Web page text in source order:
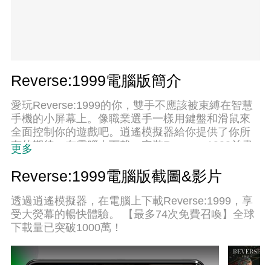
Reverse:1999電腦版簡介
愛玩Reverse:1999的你，雙手不應該被束縛在智慧
手機的小屏幕上。像職業選手一樣用鍵盤和滑鼠來
全面控制你的遊戲吧。逍遙模擬器給你提供了你所
有的期待。在電腦上下載、安裝Reverse:1999並盡
的來電。全新的逍遙模擬器9是你在電腦上遊玩
Reverse:1999的最佳選擇！我们用心準備，完美的
按鍵映射系統讓Reverse:1999宛如電腦遊戲；我
們，用嫻熟的技術編程，逍遙多開器讓所有遊戲開
好開滿；獨一無二的虛擬化引擎釋放你電腦的全部
玩，更在意如何讓你享受遊玩的樂趣！
更多
Reverse:1999電腦版截圖&影片
透過逍遙模擬器，在電腦上下載Reverse:1999，享
受大熒幕的暢快體驗。 【最多74次免費召喚】全球
下載量已突破1000萬！